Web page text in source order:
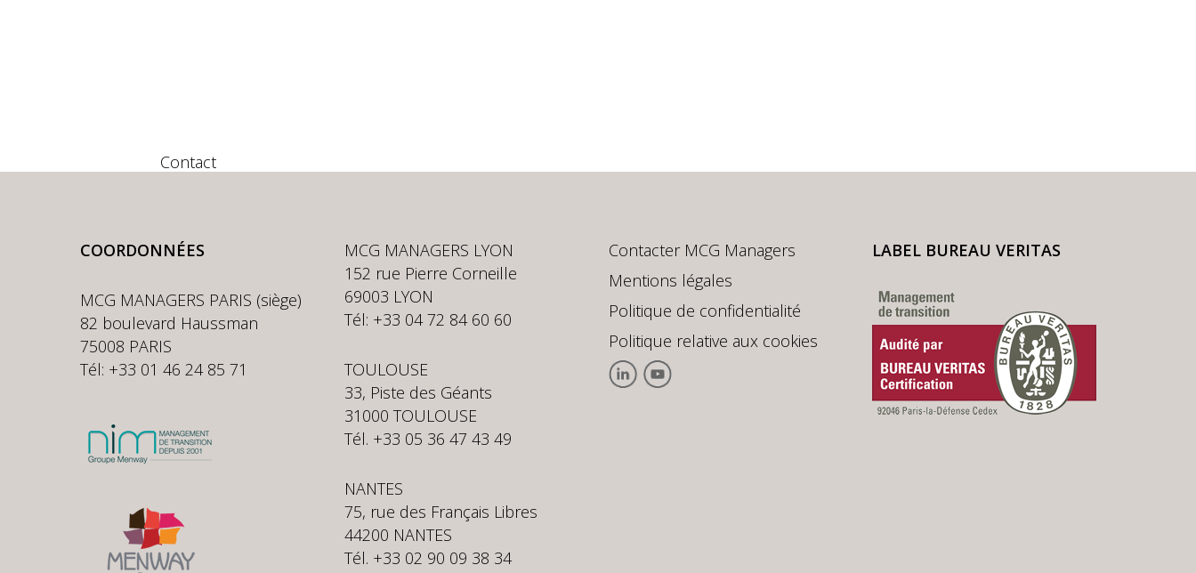
Contact
COORDONNÉES
MCG MANAGERS PARIS (siège)
82 boulevard Haussman
75008 PARIS
Tél: +33 01 46 24 85 71
MCG MANAGERS LYON
152 rue Pierre Corneille
69003 LYON
Tél: +33 04 72 84 60 60
TOULOUSE
33, Piste des Géants
31000 TOULOUSE
Tél. +33 05 36 47 43 49
NANTES
75, rue des Français Libres
44200 NANTES
Tél. +33 02 90 09 38 34
Contacter MCG Managers
Mentions légales
Politique de confidentialité
Politique relative aux cookies
LABEL BUREAU VERITAS